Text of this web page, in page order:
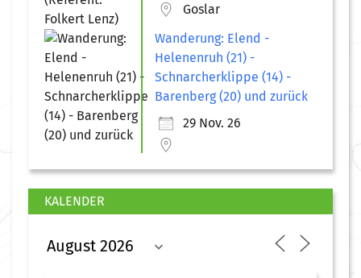
Goslar
Wanderung: Elend -
Helenenruh (21) -
Schnarcherklippe (14) -
Barenberg (20) und zurück
29 Nov. 26
KALENDER